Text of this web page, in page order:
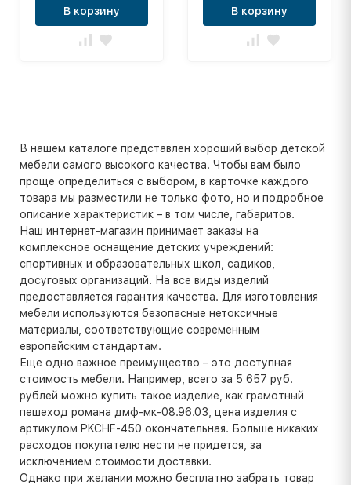
В корзину В корзину
В нашем каталоге представлен хороший выбор детской
мебели самого высокого качества. Чтобы вам было
проще определиться с выбором, в карточке каждого
товара мы разместили не только фото, но и подробное
описание характеристик – в том числе, габаритов.
Наш интернет-магазин принимает заказы на
комплексное оснащение детских учреждений:
спортивных и образовательных школ, садиков,
досуговых организаций. На все виды изделий
предоставляется гарантия качества. Для изготовления
мебели используются безопасные нетоксичные
материалы, соответствующие современным
европейским стандартам.
Еще одно важное преимущество – это доступная
стоимость мебели. Например, всего за 5 657 руб.
рублей можно купить такое изделие, как грамотный
пешеход романа дмф-мк-08.96.03, цена изделия с
артикулом PKCHF-450 окончательная. Больше никаких
расходов покупателю нести не придется, за
исключением стоимости доставки.
Однако при желании можно бесплатно забрать товар